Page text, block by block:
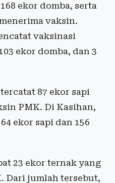
ekor domba, serta
vaksin.
vaksinasi
ekor domba, dan 3
87 ekor sapi
PMK. Di Kasihan,
ekor sapi dan 156
23 ekor ternak yang
Dari jumlah tersebut,